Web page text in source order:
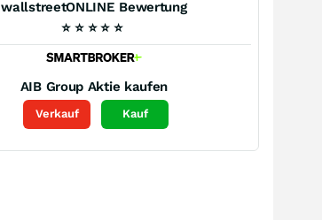
wallstreetONLINE Bewertung
⭐ ⭐ ⭐ ⭐ ⭐
AIB Group Aktie kaufen
Verkauf Kauf